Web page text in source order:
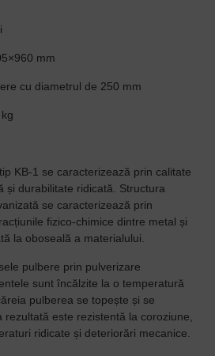
mm
cu diametrul de 250 mm
KB-1 se caracterizează prin calitate
și durabilitate ridicată. Structura
se caracterizează prin
fizico-chimice dintre metal și
la oboseală a materialului.
pulbere prin pulverizare
sunt încălzite la o temperatură
pulberea se topește și se
rezultată este rezistentă la coroziune,
ridicate și deteriorări mecanice.